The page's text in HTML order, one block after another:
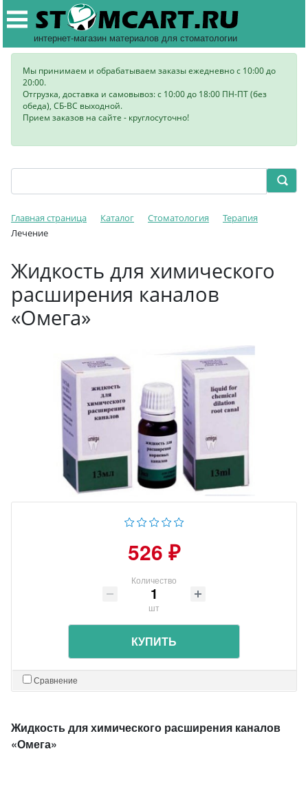
интернет-магазин материалов для стоматологии
Мы принимаем и обрабатываем заказы ежедневно с 10:00 до
20:00.
Отгрузка, доставка и самовывоз: с 10:00 до 18:00 ПН-ПТ (без
обеда), СБ-ВС выходной.
Прием заказов на сайте - круглосуточно!
Главная страница Каталог Стоматология
Терапия
Лечение
Жидкость для химического
расширения каналов
«Омега»
526 ₽
Количество
шт
КУПИТЬ
Сравнение
Жидкость для химического расширения каналов
«Омега»